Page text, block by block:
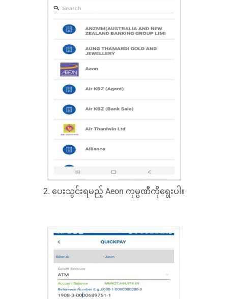
2. ပေးသွင်းရမည့် Aeon ကုမ္ပဏီကိုရွေးပါ။